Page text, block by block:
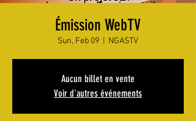
Émission WebTV
Sun, Feb 09 NGASTV
Aucun billet en vente
Voir d'autres événements